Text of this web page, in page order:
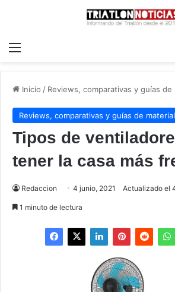
Inicio / Reviews, comparativas y guías
Reviews, comparativas y guías de
Tipos de
tener la casa más
Redaccion 4 junio, 2021 Actualizado el
1 minuto de lectura